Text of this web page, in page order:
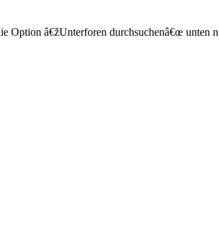
Option â€žUnterforen durchsuchenâ€œ unten